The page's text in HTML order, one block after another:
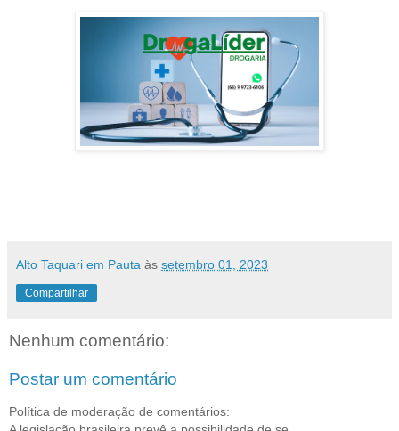
Alto Taquari em Pauta às setembro 01, 2023
Compartilhar
Nenhum comentário:
Postar um comentário
Política de moderação de comentários: